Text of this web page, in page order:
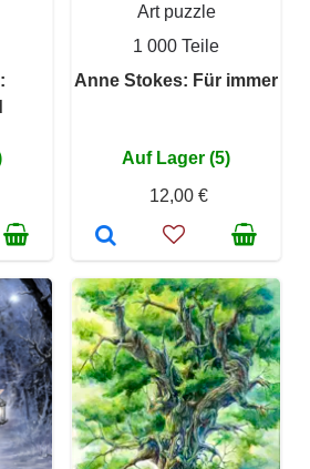
Art puzzle
1 000 Teile
Anne Stokes: Für immer
Auf Lager (5)
12,00 €